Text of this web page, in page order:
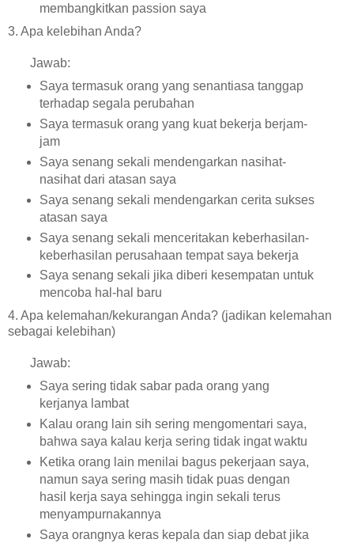
membangkitkan passion saya
3. Apa kelebihan Anda?
Jawab:
Saya termasuk orang yang senantiasa tanggap
terhadap segala perubahan
Saya termasuk orang yang kuat bekerja berjam-
jam
Saya senang sekali mendengarkan nasihat-
nasihat dari atasan saya
Saya senang sekali mendengarkan cerita sukses
atasan saya
Saya senang sekali menceritakan keberhasilan-
keberhasilan perusahaan tempat saya bekerja
Saya senang sekali jika diberi kesempatan untuk
mencoba hal-hal baru
4. Apa kelemahan/kekurangan Anda? (jadikan kelemahan
sebagai kelebihan)
Jawab:
Saya sering tidak sabar pada orang yang
kerjanya lambat
Kalau orang lain sih sering mengomentari saya,
bahwa saya kalau kerja sering tidak ingat waktu
Ketika orang lain menilai bagus pekerjaan saya,
namun saya sering masih tidak puas dengan
hasil kerja saya sehingga ingin sekali terus
menyampurnakannya
Saya orangnya keras kepala dan siap debat jika